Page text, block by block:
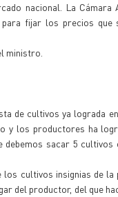
nacional. La Cámara
fijar los precios que
ministro.
de cultivos ya lograda
y los productores ha
debemos sacar 5
cultivos insignias de la
del productor, del que